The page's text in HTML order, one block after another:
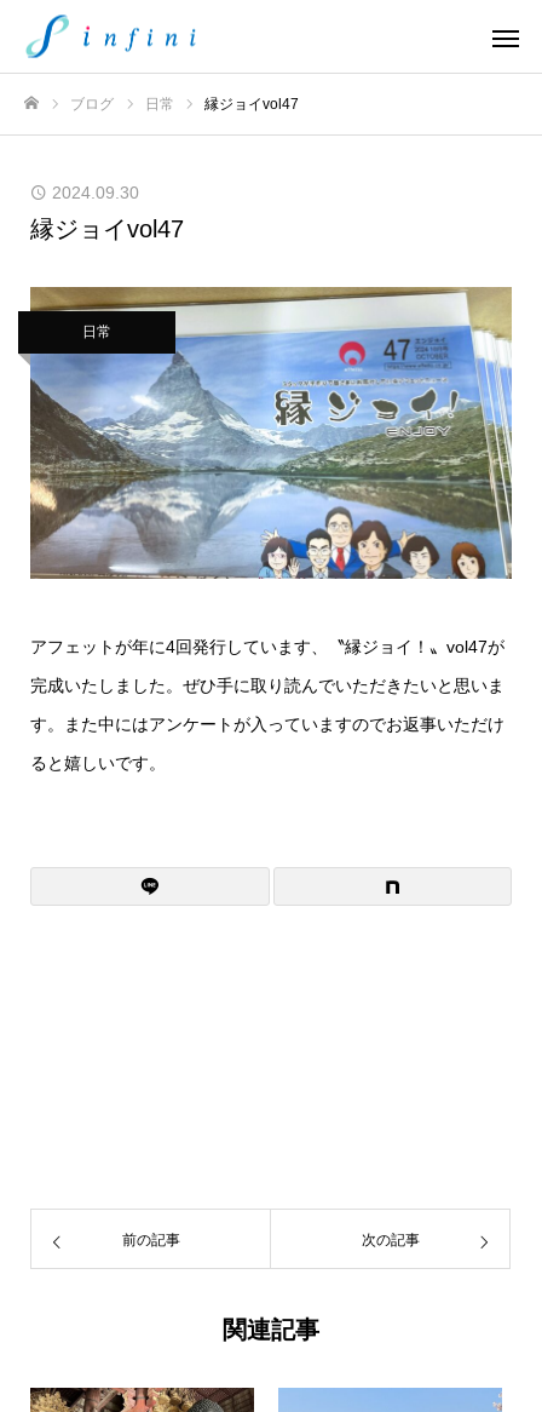
ブログ 日常 縁ジョイvol47
2024.09.30
縁ジョイvol47
日常
アフェットが年に4回発行しています、〝縁ジョイ！〟vol47が
完成いたしました。ぜひ手に取り読んでいただきたいと思いま
す。また中にはアンケートが入っていますのでお返事いただけ
ると嬉しいです。
前の記事 次の記事
関連記事